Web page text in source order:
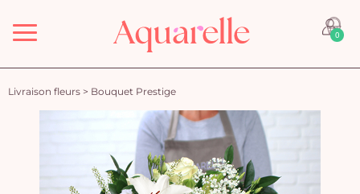
Menu 0
Livraison fleurs > Bouquet Prestige